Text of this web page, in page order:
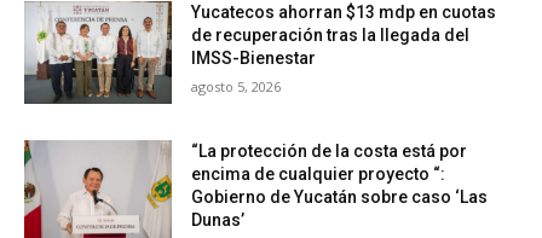
Yucatecos ahorran $13 mdp en cuotas
de recuperación tras la llegada del
IMSS-Bienestar
agosto 5, 2026
“La protección de la costa está por
encima de cualquier proyecto “:
Gobierno de Yucatán sobre caso ‘Las
Dunas’